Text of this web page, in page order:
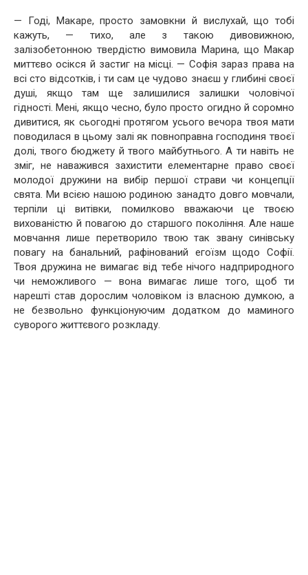
— Годі, Макаре, просто замовкни й вислухай, що тобі
кажуть, — тихо, але з такою дивовижною,
залізобетонною твердістю вимовила Марина, що Макар
миттєво осікся й застиг на місці. — Софія зараз права на
всі сто відсотків, і ти сам це чудово знаєш у глибині своєї
душі, якщо там ще залишилися залишки чоловічої
гідності. Мені, якщо чесно, було просто огидно й соромно
дивитися, як сьогодні протягом усього вечора твоя мати
поводилася в цьому залі як повноправна господиня твоєї
долі, твого бюджету й твого майбутнього. А ти навіть не
зміг, не наважився захистити елементарне право своєї
молодої дружини на вибір першої страви чи концепції
свята. Ми всією нашою родиною занадто довго мовчали,
терпіли ці витівки, помилково вважаючи це твоєю
вихованістю й повагою до старшого покоління. Але наше
мовчання лише перетворило твою так звану синівську
повагу на банальний, рафінований егоїзм щодо Софії.
Твоя дружина не вимагає від тебе нічого надприродного
чи неможливого — вона вимагає лише того, щоб ти
нарешті став дорослим чоловіком із власною думкою, а
не безвольно функціонуючим додатком до маминого
суворого життєвого розкладу.